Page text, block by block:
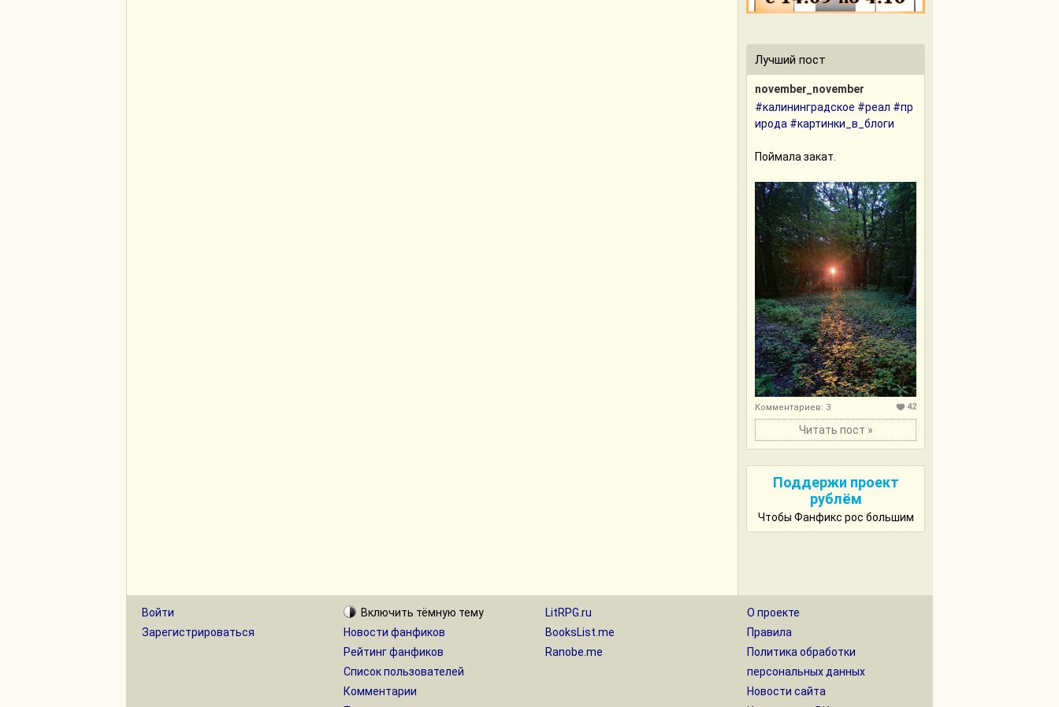
Лучший пост
november_november
#калининградское #реал #пр
ирода #картинки_в_блоги
Поймала закат.
Комментариев: 3 42
Читать пост »
Поддержи проект
рублём
Чтобы Фанфикс рос большим
Войти
Зарегистрироваться
Включить тёмную тему
Новости фанфиков
Рейтинг фанфиков
Список пользователей
Комментарии
LitRPG.ru
BooksList.me
Ranobe.me
О проекте
Правила
Политика обработки
персональных данных
Новости сайта